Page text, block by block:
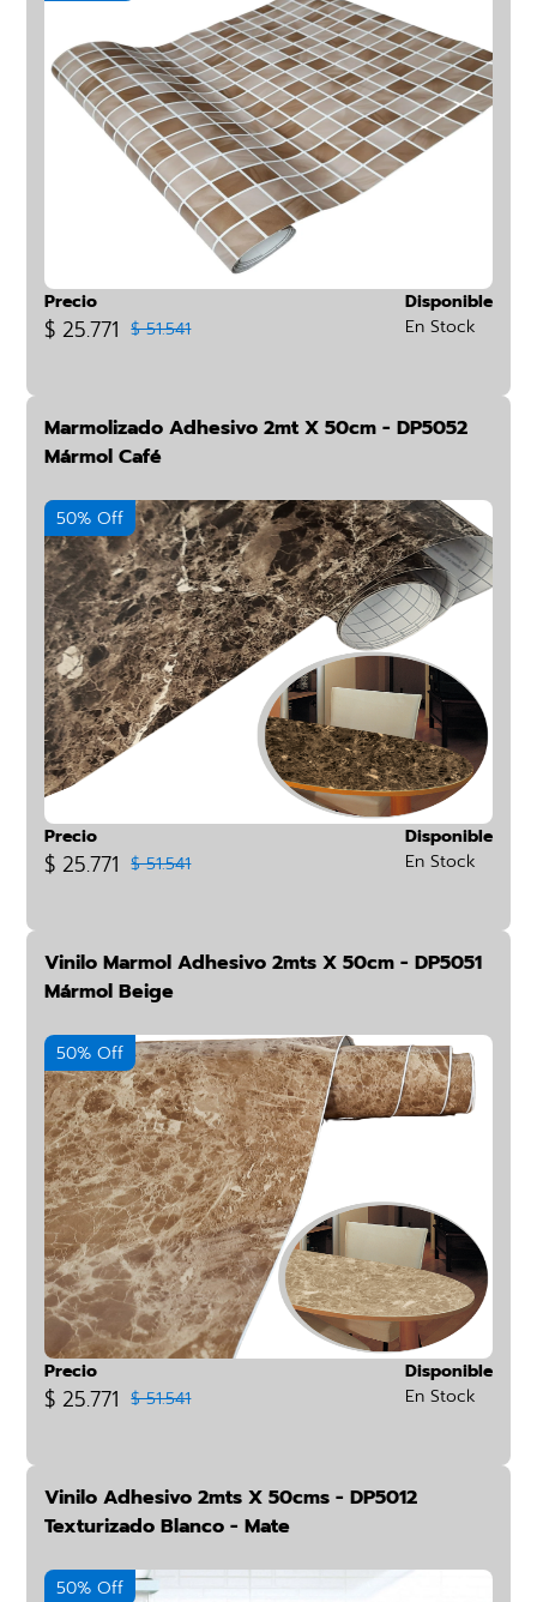
Precio
$ 25.771 $ 51.541
Disponible
En Stock
Marmolizado Adhesivo 2mt X 50cm - DP5052
Mármol Café
50% Off
Precio
$ 25.771 $ 51.541
Disponible
En Stock
Vinilo Marmol Adhesivo 2mts X 50cm - DP5051
Mármol Beige
50% Off
Precio
$ 25.771 $ 51.541
Disponible
En Stock
Vinilo Adhesivo 2mts X 50cms - DP5012
Texturizado Blanco - Mate
50% Off